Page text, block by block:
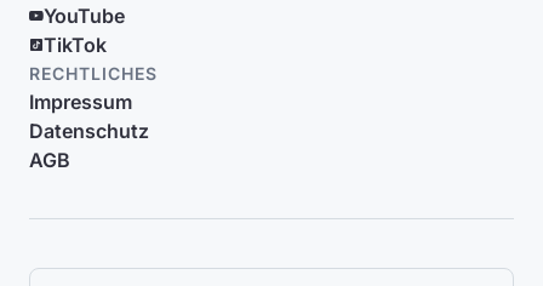
YouTube
TikTok
RECHTLICHES
Impressum
Datenschutz
AGB